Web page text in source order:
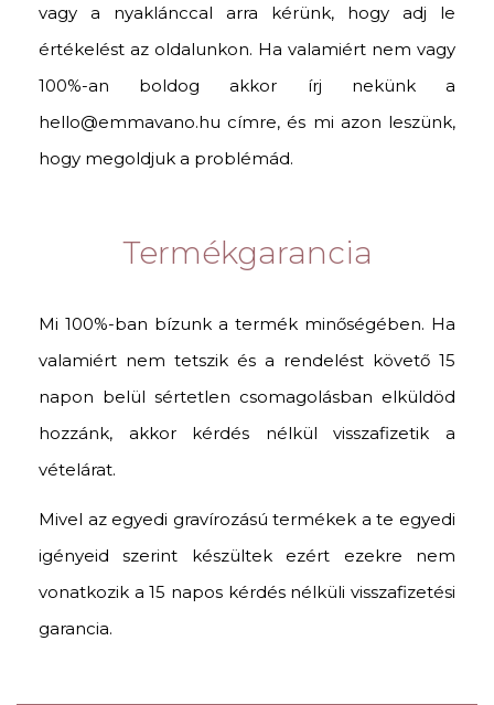
vagy a nyaklánccal arra kérünk, hogy adj le
értékelést az oldalunkon. Ha valamiért nem vagy
100%-an boldog akkor írj nekünk a
hello@emmavano.hu címre, és mi azon leszünk,
hogy megoldjuk a problémád.
Termékgarancia
Mi 100%-ban bízunk a termék minőségében. Ha
valamiért nem tetszik és a rendelést követő 15
napon belül sértetlen csomagolásban elküldöd
hozzánk, akkor kérdés nélkül visszafizetik a
vételárat.
Mivel az egyedi gravírozású termékek a te egyedi
igényeid szerint készültek ezért ezekre nem
vonatkozik a 15 napos kérdés nélküli visszafizetési
garancia.